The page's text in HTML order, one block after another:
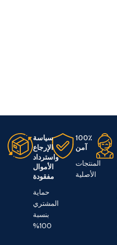
100٪
آمن
المنتجات
الأصلية
سياسة
الإرجاع
واسترداد
الأموال
مفقودة
حماية
المشتري
بنسبة
100%